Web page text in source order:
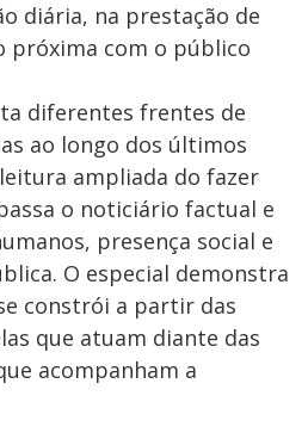
diária, na prestação de
próxima com o público
diferentes frentes de
ao longo dos últimos
ampliada do fazer
o noticiário factual e
presença social e
O especial demonstra
constrói a partir das
que atuam diante das
acompanham a